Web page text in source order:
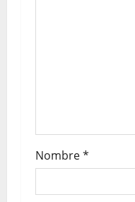
Nombre*